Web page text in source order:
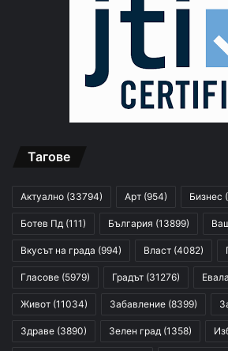
Тагове
Актуално (33794) Арт (954) Бизнес
Ботев Пд (111) България (13899)
Вкусът на града (994) Власт (4082)
Гласове (5979) Градът (31276) Евала
Живот (11034) Забавление (8399)
Здраве (3890) Зелен град (1358)